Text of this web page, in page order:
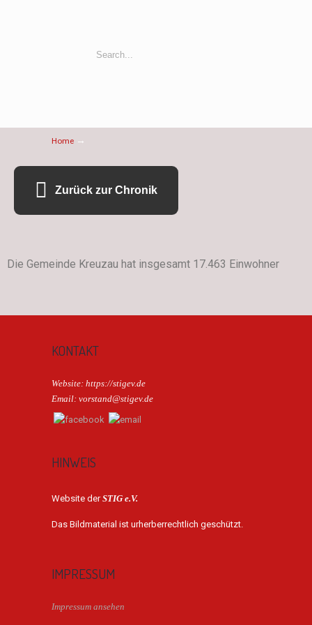
Home →
Zurück zur Chronik
Die Gemeinde Kreuzau hat insgesamt 17.463 Einwohner
KONTAKT
Website: https://stigev.de
Email: vorstand@stigev.de
HINWEIS
Website derSTIG e.V.
Das Bildmaterial ist urherberrechtlich geschützt.
IMPRESSUM
Impressum ansehen